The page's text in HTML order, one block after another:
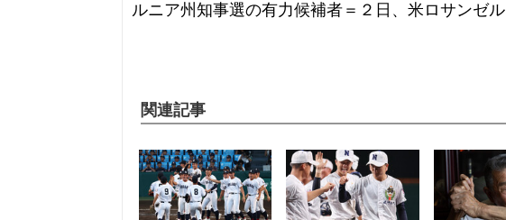
ルニア州知事選の有力候補者＝２日、米ロサンゼル
関連記事